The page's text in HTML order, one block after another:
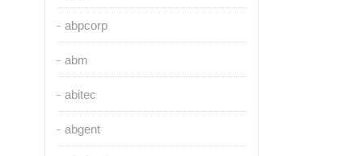
abpcorp
abm
abitec
abgent